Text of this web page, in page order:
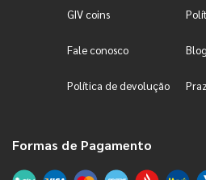
GIV coins
Fale conosco Blog
Política de devolução
Formas de Pagamento